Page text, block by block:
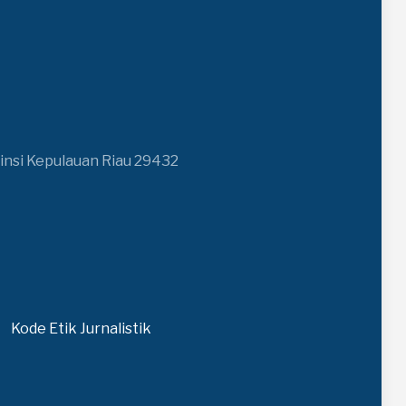
Kepulauan Riau 29432
Kode Etik Jurnalistik